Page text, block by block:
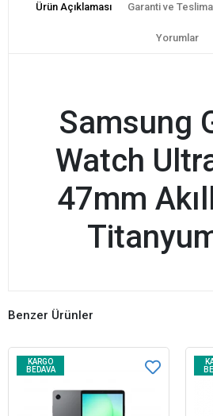
Ürün Açıklaması Garanti ve
Yorumlar
Samsung
Watch
47mm
Benzer Ürünler
KARGO
BEDAVA